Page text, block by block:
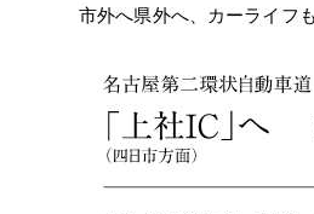
市外へ県外へ、カーライフ